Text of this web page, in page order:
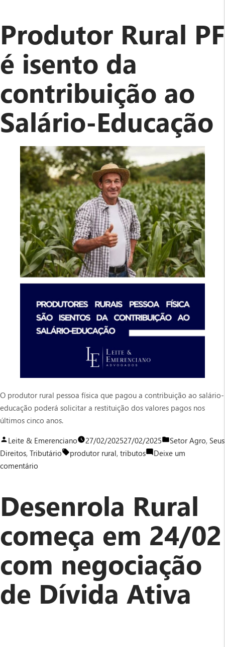
agricultores
com
até
Produtor Rural PF
é isento da
contribuição ao
Salário-Educação
O produtor rural pessoa física que pagou a contribuição ao salário-
educação poderá solicitar a restituição dos valores pagos nos
últimos cinco anos.
Publicado
por
Leite & Emerenciano 27/02/202527/02/2025
Publicado
em
Setor Agro, Seus
Direitos, Tributário Tags:
produtor rural, tributos
Deixe um
comentário
PF
é
contribuição
ao
Educação
Desenrola Rural
começa em 24/02
com negociação
de Dívida Ativa